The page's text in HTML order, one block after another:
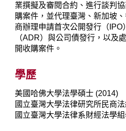
業撰擬及審閱合約、進行談判
購案件，並代理臺灣、新加坡
商辦理申請首次公開發行（IPO
（ADR）與公司債發行，以及
開收購案件。
學歷
美國哈佛大學法學碩士 (2014)
國立臺灣大學法律研究所民商
國立臺灣大學法律系財經法學